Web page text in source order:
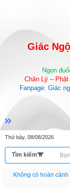
Giác Ngộ
Ngọn
Chân Lý –
Fanpage: Giác
Thứ bảy, 08/08/2026
Không có hoàn